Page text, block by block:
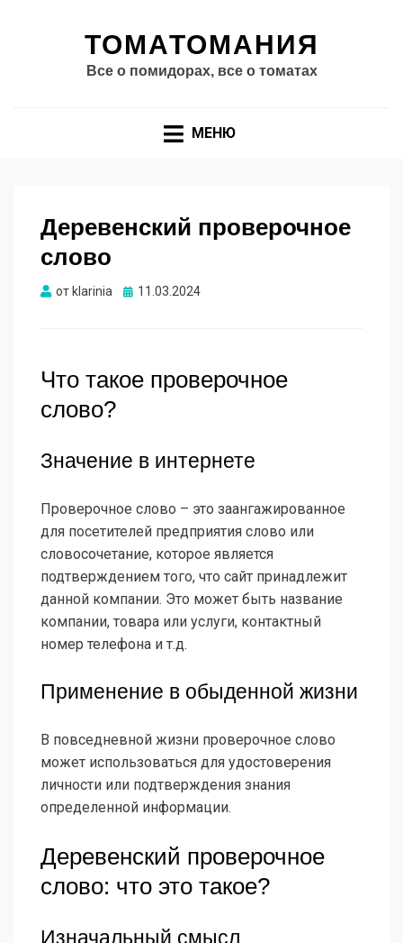
ТОМАТОМАНИЯ
Все о помидорах, все о томатах
МЕНЮ
Деревенский проверочное
слово
от klarinia Опубликовано
11.03.2024
Что такое проверочное
слово?
Значение в интернете
Проверочное слово – это заангажированное
для посетителей предприятия слово или
словосочетание, которое является
подтверждением того, что сайт принадлежит
данной компании. Это может быть название
компании, товара или услуги, контактный
номер телефона и т.д.
Применение в обыденной жизни
В повседневной жизни проверочное слово
может использоваться для удостоверения
личности или подтверждения знания
определенной информации.
Деревенский проверочное
слово: что это такое?
Изначальный смысл